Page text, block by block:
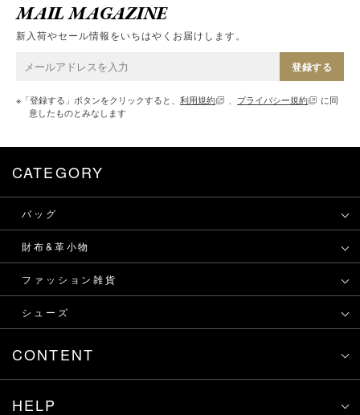
MAIL MAGAZINE
新入荷やセール情報をいちはやくお届けします。
登録する
※「登録する」ボタンをクリックすると、 利用規約 、 プライバシー規約
に同
意したものとみなします
CATEGORY
バッグ
財布&革小物
ファッション雑貨
シューズ
CONTENT
HELP